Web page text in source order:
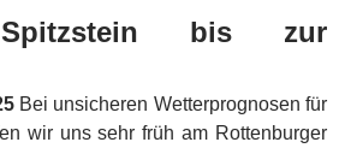
bis zur
Bei unsicheren Wetterprognosen für
wir uns sehr früh am Rottenburger